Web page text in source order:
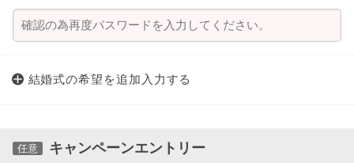
結婚式の希望を追加入力する
任意 キャンペーンエントリー